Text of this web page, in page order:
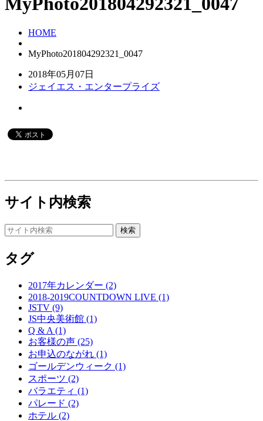
HOME
MyPhoto201804292321_0047
2018年05月07日
ジェイエス・エンタープライズ
サイト内検索
タグ
2017年カレンダー (2)
2018-2019COUNTDOWN LIVE (1)
JSTV (9)
JS中央美術館 (1)
Q & A (1)
お客様の声 (25)
お申込のながれ (1)
ゴールデンウィーク (1)
スポーツ (2)
バラエティ (1)
パレード (2)
ホテル (2)